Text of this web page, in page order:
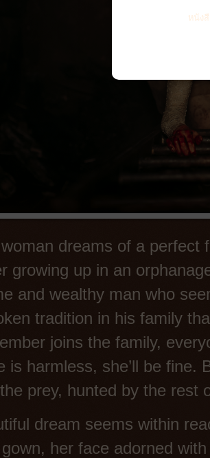
dreams of a perfect
growing up in an
and wealthy man who
tradition in his family
joins the family,
is harmless, she’ll be fine.
prey, hunted by the rest
dream seems within
her face adorned
หนัง